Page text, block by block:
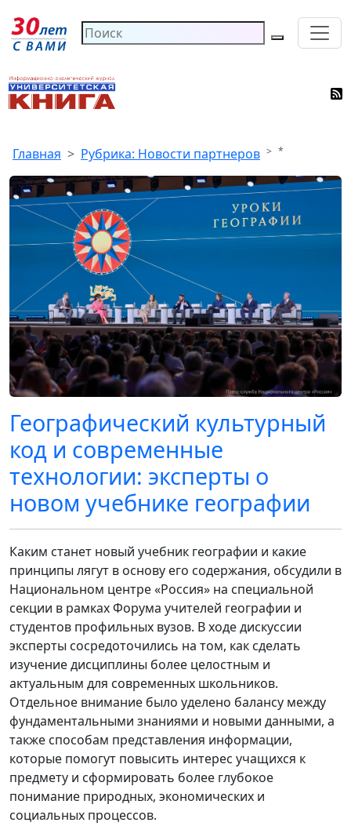
Главная Рубрика: Новости партнеров *
Географический культурный
код и современные
технологии: эксперты о
новом учебнике географии
Каким станет новый учебник географии и какие
принципы лягут в основу его содержания, обсудили в
Национальном центре «Россия» на специальной
секции в рамках Форума учителей географии и
студентов профильных вузов. В ходе дискуссии
эксперты сосредоточились на том, как сделать
изучение дисциплины более целостным и
актуальным для современных школьников.
Отдельное внимание было уделено балансу между
фундаментальными знаниями и новыми данными, а
также способам представления информации,
которые помогут повысить интерес учащихся к
предмету и сформировать более глубокое
понимание природных, экономических и
социальных процессов.